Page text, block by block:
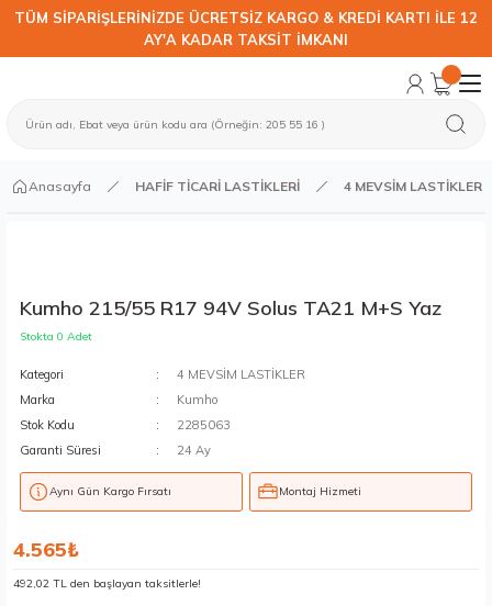
TÜM SİPARİŞLERİNİZDE ÜCRETSİZ KARGO & KREDİ KARTI İLE 12
AY'A KADAR TAKSİT İMKANI
Anasayfa HAFİF TİCARİ LASTİKLERİ 4 MEVSİM LASTİKLER
Kumho 215/55 R17 94V Solus TA21 M+S Yaz
Stokta 0 Adet
Kategori
4 MEVSİM LASTİKLER
Marka
Kumho
Stok Kodu
2285063
Garanti Süresi
24 Ay
Aynı Gün Kargo Fırsatı Montaj Hizmeti
4.565₺
492,02 TL den başlayan taksitlerle!